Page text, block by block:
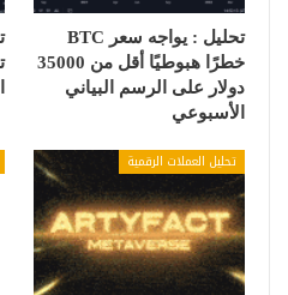
تحليل : يواجه سعر BTC
خطرًا هبوطيًا أقل من 35000
دولار على الرسم البياني
الأسبوعي
تحليل العملات الرقمية